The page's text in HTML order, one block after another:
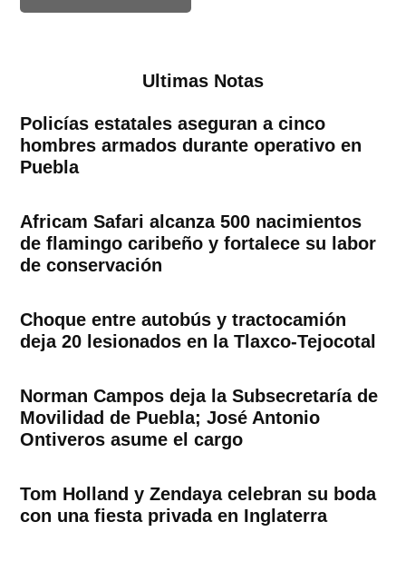
Ultimas Notas
Policías estatales aseguran a cinco
hombres armados durante operativo en
Puebla
Africam Safari alcanza 500 nacimientos
de flamingo caribeño y fortalece su labor
de conservación
Choque entre autobús y tractocamión
deja 20 lesionados en la Tlaxco-Tejocotal
Norman Campos deja la Subsecretaría de
Movilidad de Puebla; José Antonio
Ontiveros asume el cargo
Tom Holland y Zendaya celebran su boda
con una fiesta privada en Inglaterra